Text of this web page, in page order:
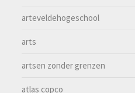
arteveldehogeschool
arts
artsen zonder grenzen
atlas copco